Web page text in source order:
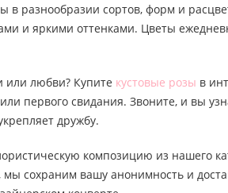
разнообразии сортов, форм и
и яркими оттенками. Цветы
или любви? Купите кустовые розы в
первого свидания. Звоните, и вы
дружбу.
композицию из нашего
сохраним вашу анонимность и